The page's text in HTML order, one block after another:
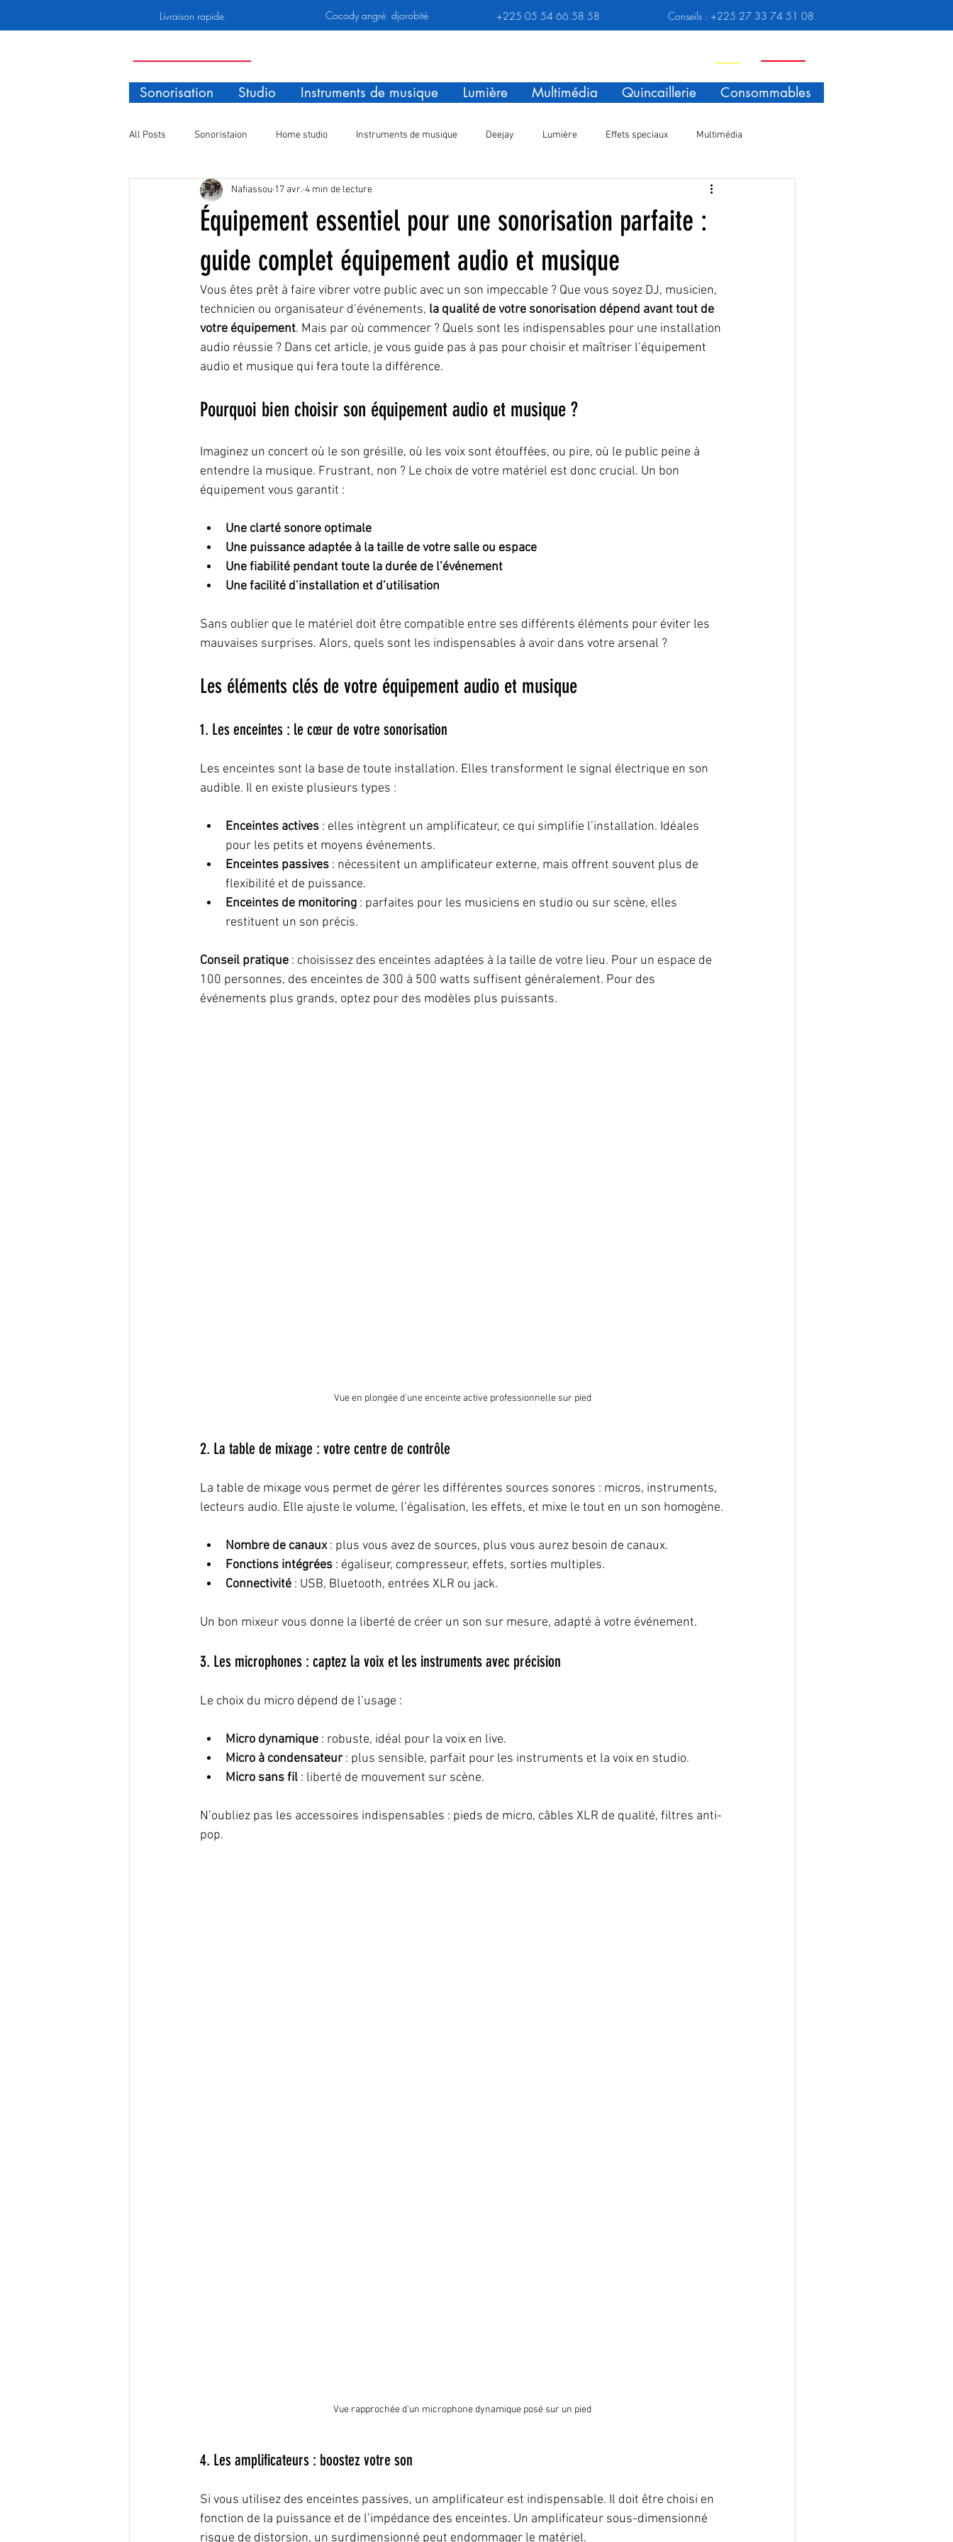
Livraison rapide Cocody angré djorobité +225 05 54 66 58 58 Conseils : +225 27 33 74 51 08
Sonorisation Studio Instruments de musique Lumière Multimédia Quincaillerie Consommables
All Posts Sonoristaion Home studio Instruments de musique Deejay Lumière Effets speciaux Multimédia
Quincaillérie Consommables Akai MPC Live 3
Équipement essentiel pour une sonorisation parfaite :
guide complet équipement audio et musique
Nafiassou 17 avr. 4 min de lecture
Vous êtes prêt à faire vibrer votre public avec un son impeccable ? Que vous soyez DJ, musicien,
technicien ou organisateur d’événements, la qualité de votre sonorisation dépend avant tout de
votre équipement. Mais par où commencer ? Quels sont les indispensables pour une installation
audio réussie ? Dans cet article, je vous guide pas à pas pour choisir et maîtriser l’équipement
audio et musique qui fera toute la différence.
Pourquoi bien choisir son équipement audio et musique ?
Imaginez un concert où le son grésille, où les voix sont étouffées, ou pire, où le public peine à
entendre la musique. Frustrant, non ? Le choix de votre matériel est donc crucial. Un bon
équipement vous garantit :
Une clarté sonore optimale
Une puissance adaptée à la taille de votre salle ou espace
Une fiabilité pendant toute la durée de l’événement
Une facilité d’installation et d’utilisation
Sans oublier que le matériel doit être compatible entre ses différents éléments pour éviter les
mauvaises surprises. Alors, quels sont les indispensables à avoir dans votre arsenal ?
Les éléments clés de votre équipement audio et musique
1. Les enceintes : le cœur de votre sonorisation
Les enceintes sont la base de toute installation. Elles transforment le signal électrique en son
audible. Il en existe plusieurs types :
Enceintes actives : elles intègrent un amplificateur, ce qui simplifie l’installation. Idéales
pour les petits et moyens événements.
Enceintes passives : nécessitent un amplificateur externe, mais offrent souvent plus de
flexibilité et de puissance.
Enceintes de monitoring : parfaites pour les musiciens en studio ou sur scène, elles
restituent un son précis.
Conseil pratique : choisissez des enceintes adaptées à la taille de votre lieu. Pour un espace de
100 personnes, des enceintes de 300 à 500 watts suffisent généralement. Pour des
événements plus grands, optez pour des modèles plus puissants.
Vue en plongée d'une enceinte active professionnelle sur pied
2. La table de mixage : votre centre de contrôle
La table de mixage vous permet de gérer les différentes sources sonores : micros, instruments,
lecteurs audio. Elle ajuste le volume, l’égalisation, les effets, et mixe le tout en un son homogène.
Nombre de canaux : plus vous avez de sources, plus vous aurez besoin de canaux.
Fonctions intégrées : égaliseur, compresseur, effets, sorties multiples.
Connectivité : USB, Bluetooth, entrées XLR ou jack.
Un bon mixeur vous donne la liberté de créer un son sur mesure, adapté à votre événement.
3. Les microphones : captez la voix et les instruments avec précision
Le choix du micro dépend de l’usage :
Micro dynamique : robuste, idéal pour la voix en live.
Micro à condensateur : plus sensible, parfait pour les instruments et la voix en studio.
Micro sans fil : liberté de mouvement sur scène.
N’oubliez pas les accessoires indispensables : pieds de micro, câbles XLR de qualité, filtres anti-
pop.
Vue rapprochée d'un microphone dynamique posé sur un pied
4. Les amplificateurs : boostez votre son
Si vous utilisez des enceintes passives, un amplificateur est indispensable. Il doit être choisi en
fonction de la puissance et de l’impédance des enceintes. Un amplificateur sous-dimensionné
risque de distorsion, un surdimensionné peut endommager le matériel.